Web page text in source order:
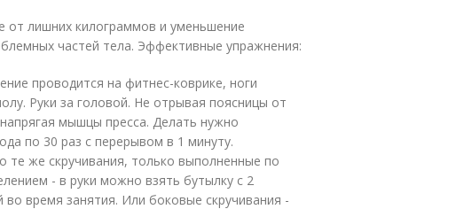
от лишних килограммов и уменьшение
частей тела. Эффективные упражнения:
проводится на фитнес-коврике, ноги
Руки за головой. Не отрывая поясницы от
мышцы пресса. Делать нужно
по 30 раз с перерывом в 1 минуту.
те же скручивания, только выполненные по
- в руки можно взять бутылку с 2
время занятия. Или боковые скручивания -